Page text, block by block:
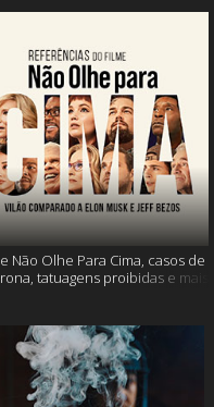
Não Olhe Para Cima, casos de
tatuagens proibidas e mais